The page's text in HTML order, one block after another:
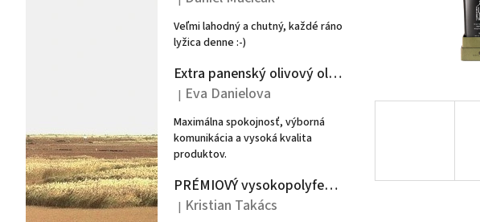
Hodnotenie produktu je 5 z 5 hviezdičiek.
Veľmi lahodný a chutný, každé ráno
lyžica denne :-)
Extra panenský olivový olej Argeon 3L - Peloponéz
Hodnotenie produktu je 5 z 5 hviezdičiek.
| Eva Danielova
Maximálna spokojnosť, výborná
komunikácia a vysoká kvalita
produktov.
PRÉMIOVÝ vysokopolyfenolový extra panenský olivový olej POTEUS 500ml- PLECHOVKA
Hodnotenie produktu je 5 z 5 hviezdičiek.
| Kristian Takács